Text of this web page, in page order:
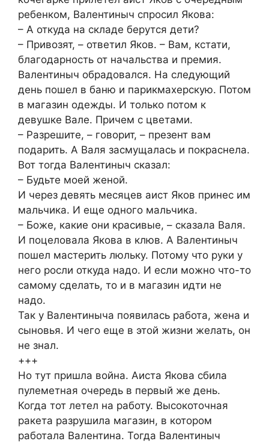
ребенком, Валентиныч спросил Якова:
– А откуда на складе берутся дети?
– Привозят, – ответил Яков. – Вам, кстати,
благодарность от начальства и премия.
Валентиныч обрадовался. На следующий
день пошел в баню и парикмахерскую. Потом
в магазин одежды. И только потом к
девушке Вале. Причем с цветами.
– Разрешите, – говорит, – презент вам
подарить. А Валя засмущалась и покраснела.
Вот тогда Валентиныч сказал:
– Будьте моей женой.
И через девять месяцев аист Яков принес им
мальчика. И еще одного мальчика.
– Боже, какие они красивые, – сказала Валя.
И поцеловала Якова в клюв. А Валентиныч
пошел мастерить люльку. Потому что руки у
него росли откуда надо. И если можно что-то
самому сделать, то и в магазин идти не
надо.
Так у Валентиныча появилась работа, жена и
сыновья. И чего еще в этой жизни желать, он
не знал.
+++
Но тут пришла война. Аиста Якова сбила
пулеметная очередь в первый же день.
Когда тот летел на работу. Высокоточная
ракета разрушила магазин, в котором
работала Валентина. Тогда Валентиныч